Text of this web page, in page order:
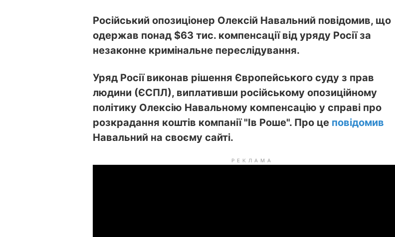
Російський опозиціонер Олексій Навальний повідомив, що
одержав понад $63 тис. компенсації від уряду Росії за
незаконне кримінальне переслідування.
Уряд Росії виконав рішення Європейського суду з прав
людини (ЄСПЛ), виплативши російському опозиційному
політику Олексію Навальному компенсацію у справі про
розкрадання коштів компанії "Ів Роше". Про це повідомив
Навальний на своєму сайті.
РЕКЛАМА